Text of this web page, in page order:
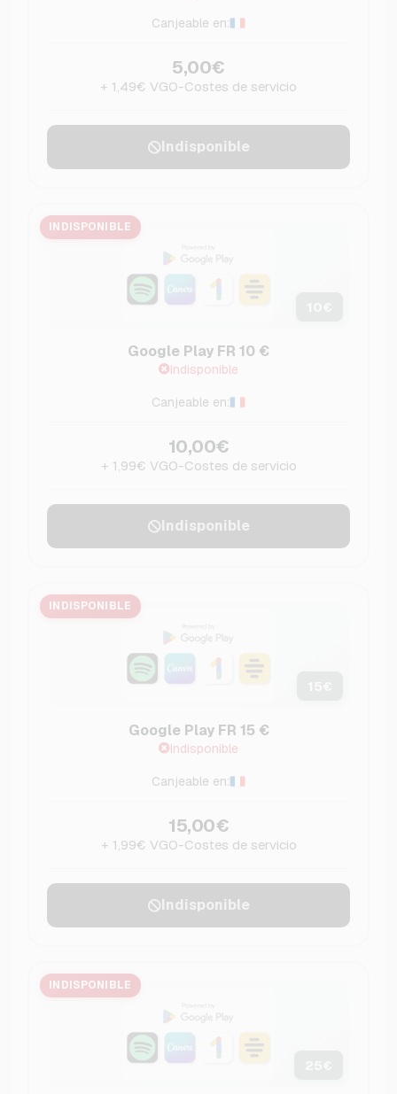
Canjeable en:
5,00€
+ 1,49€ VGO-Costes de servicio
Indisponible
INDISPONIBLE
Google Play FR 10 €
Indisponible
Canjeable en:
10,00€
+ 1,99€ VGO-Costes de servicio
Indisponible
INDISPONIBLE
Google Play FR 15 €
Indisponible
Canjeable en:
15,00€
+ 1,99€ VGO-Costes de servicio
Indisponible
INDISPONIBLE